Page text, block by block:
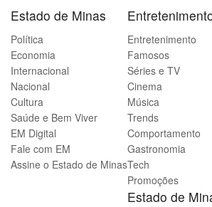
Estado de Minas
Política
Economia
Internacional
Nacional
Cultura
Saúde e Bem Viver
EM Digital
Fale com EM
Assine o Estado de Minas
Entretenimento
Famosos
Séries e TV
Cinema
Música
Trends
Comportamento
Gastronomia
Tech
Promoções
Estado de